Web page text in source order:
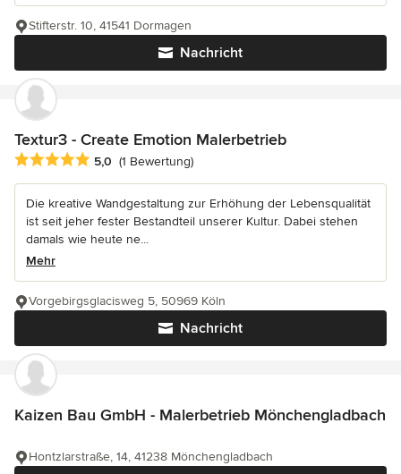
Nachricht
Stifterstr. 10, 41541 Dormagen
Textur3 - Create Emotion Malerbetrieb
Durchschnittliche Bewertung: 5 von 5 Sternen
5,0 (1 Bewertung)
Die kreative Wandgestaltung zur Erhöhung der Lebensqualität
ist seit jeher fester Bestandteil unserer Kultur. Dabei stehen
damals wie heute ne...
Mehr
Nachricht
Vorgebirgsglacisweg 5, 50969 Köln
Kaizen Bau GmbH - Malerbetrieb Mönchengladbach
Hontzlarstraße, 14, 41238 Mönchengladbach